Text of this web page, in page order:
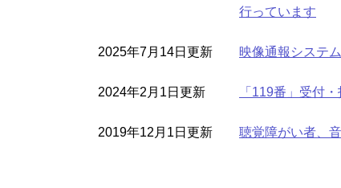
行っています
2025年7月14日更新 映像通報システ
2024年2月1日更新 「119番」受付
2019年12月1日更新 聴覚障がい者、